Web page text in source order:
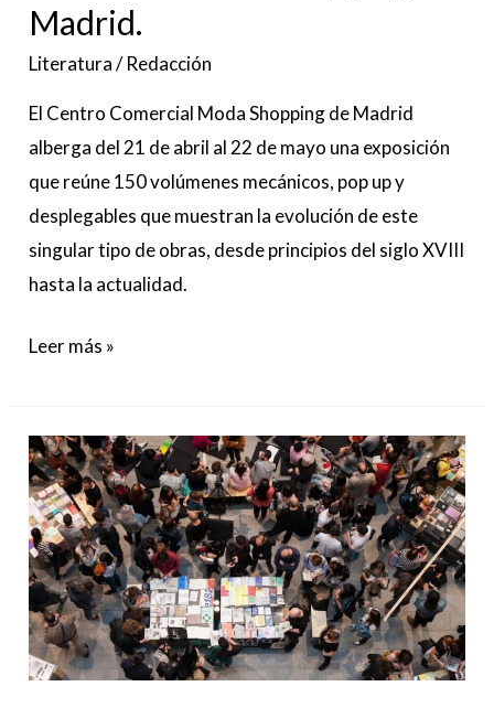
Madrid.
Literatura/Redacción
El Centro Comercial Moda Shopping de Madrid
alberga del 21 de abril al 22 de mayo una exposición
que reúne 150 volúmenes mecánicos, pop up y
desplegables que muestran la evolución de este
singular tipo de obras, desde principios del siglo XVIII
hasta la actualidad.
de
Leer más »
Después
de
dos
años,
Libros
Mutantes
regresa